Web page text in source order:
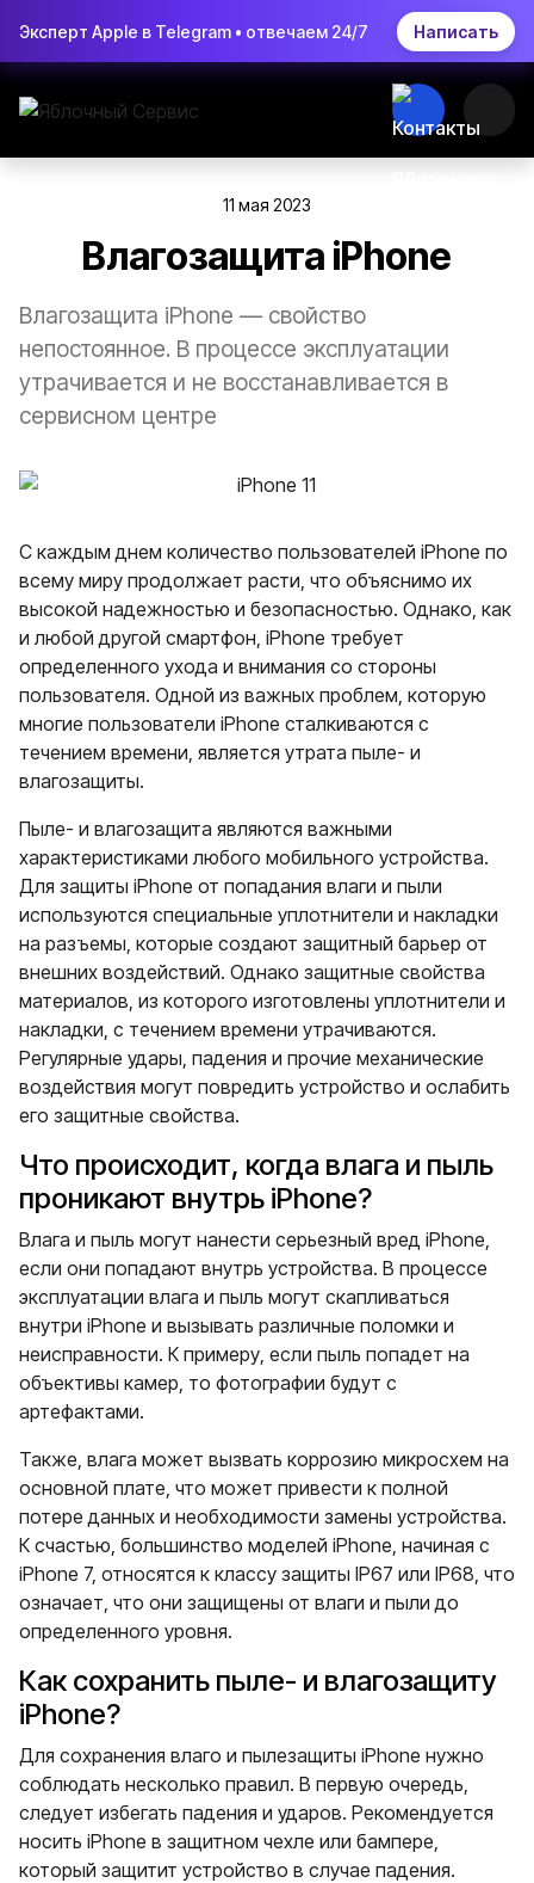
Эксперт Apple в Telegram • отвечаем 24/7 Написать
11 мая 2023
Влагозащита iPhone
Влагозащита iPhone — свойство
непостоянное. В процессе эксплуатации
утрачивается и не восстанавливается в
сервисном центре
С каждым днем количество пользователей iPhone по
всему миру продолжает расти, что объяснимо их
высокой надежностью и безопасностью. Однако, как
и любой другой смартфон, iPhone требует
определенного ухода и внимания со стороны
пользователя. Одной из важных проблем, которую
многие пользователи iPhone сталкиваются с
течением времени, является утрата пыле- и
влагозащиты.
Пыле- и влагозащита являются важными
характеристиками любого мобильного устройства.
Для защиты iPhone от попадания влаги и пыли
используются специальные уплотнители и накладки
на разъемы, которые создают защитный барьер от
внешних воздействий. Однако защитные свойства
материалов, из которого изготовлены уплотнители и
накладки, с течением времени утрачиваются.
Регулярные удары, падения и прочие механические
воздействия могут повредить устройство и ослабить
его защитные свойства.
Что происходит, когда влага и пыль
проникают внутрь iPhone?
Влага и пыль могут нанести серьезный вред iPhone,
если они попадают внутрь устройства. В процессе
эксплуатации влага и пыль могут скапливаться
внутри iPhone и вызывать различные поломки и
неисправности. К примеру, если пыль попадет на
объективы камер, то фотографии будут с
артефактами.
Также, влага может вызвать коррозию микросхем на
основной плате, что может привести к полной
потере данных и необходимости замены устройства.
К счастью, большинство моделей iPhone, начиная с
iPhone 7, относятся к классу защиты IP67 или IP68, что
означает, что они защищены от влаги и пыли до
определенного уровня.
Как сохранить пыле- и влагозащиту
iPhone?
Для сохранения влаго и пылезащиты iPhone нужно
соблюдать несколько правил. В первую очередь,
следует избегать падения и ударов. Рекомендуется
носить iPhone в защитном чехле или бампере,
который защитит устройство в случае падения.